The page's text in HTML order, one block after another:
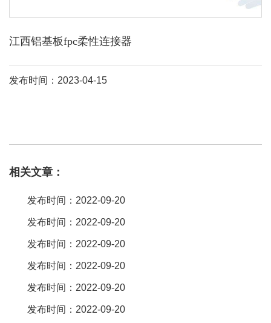
江西铝基板fpc柔性连接器
发布时间：2023-04-15
四种，分别为引线路 (lead line)、印刷电路 (printed circuit)、连接器
盖了电脑、电脑周边辅助系统、消费性民生电器及汽车等范围 。引
脚线路 印制电路 连接器 功能整合系统 刚性印制板（rigid printed
board）: 常称为硬板。挠性印制板（flexible printed board）: 又称
为柔性板或软板。刚挠印制板（rigid-flex printed board）: 又称为刚
柔。其实是不一样的，宏利来分享一下 fpc连接器属于贴片连接器其
子连接器，它的主要作用是传输电流或信号，连接器在电路内被阻
相关文章：
发布时间：2022-09-20
发布时间：2022-09-20
发布时间：2022-09-20
发布时间：2022-09-20
发布时间：2022-09-20
发布时间：2022-09-20